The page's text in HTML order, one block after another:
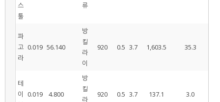
스
툴
류
파
고
라
0.019 56.140
방
킬
라
이
920 0.5 3.7 1,603.5 35.3
테
이 0.019 4.800
방
킬
라
920 0.5 3.7 137.1 3.0